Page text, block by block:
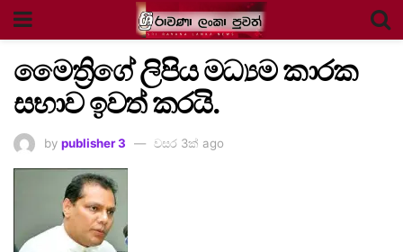
මෛත්‍රිගේ ලිපිය මධ්‍යම කාරක
සභාව ඉවත් කරයි.
by publisher 3 වසර 3ක් ago